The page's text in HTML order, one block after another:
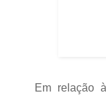
Em relação